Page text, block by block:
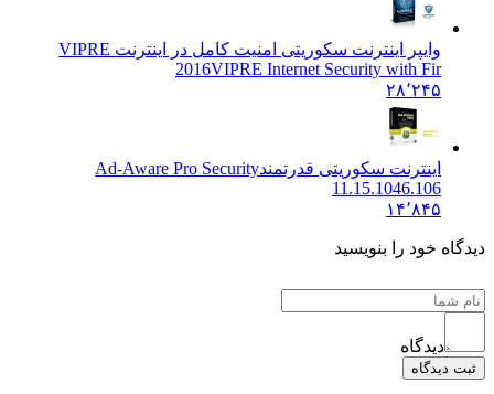
وایپر اینترنت سکوریتی امنیت کامل در اینترنت VIPRE
2016VIPRE Internet Security with Fir
۲۸٬۲۴۵
اینترنت سکوریتی قدرتمندAd-Aware Pro Security
11.15.1046.106
۱۴٬۸۴۵
خود را بنویسید
دیدگاه